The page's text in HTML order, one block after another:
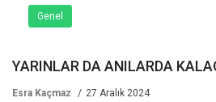
Genel
YARINLAR DA ANILARDA
Esra Kaçmaz 27 Aralık 2024